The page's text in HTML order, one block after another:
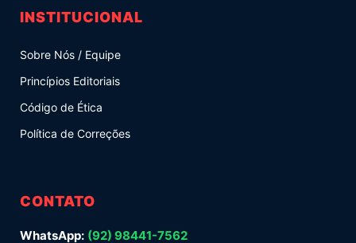
INSTITUCIONAL
Sobre Nós / Equipe
Princípios Editoriais
Código de Ética
Política de Correções
CONTATO
WhatsApp: (92) 98441-7562